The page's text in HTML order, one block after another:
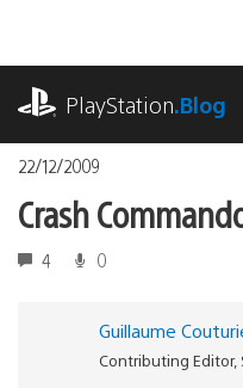
contenu
PlayStation.Blog
22/12/2009
Crash
4 0
Guillaume
Contributing Editor,